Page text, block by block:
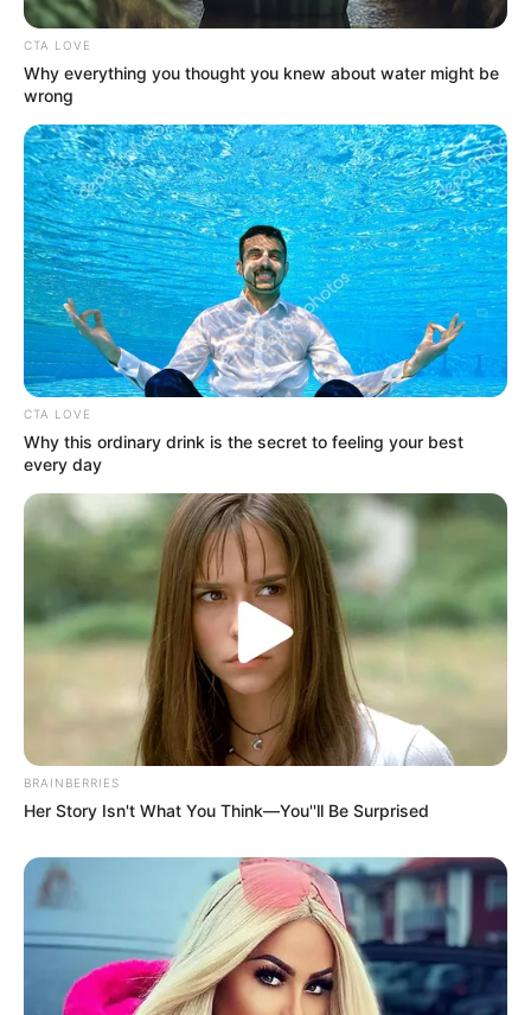
CTA LOVE
Why everything you thought you knew about water might be
wrong
CTA LOVE
Why this ordinary drink is the secret to feeling your best
every day
BRAINBERRIES
Her Story Isn't What You Think—You''ll Be Surprised